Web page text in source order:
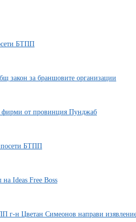
БТПП
закон за браншовите организации
фирми от провинция Пунджаб
посети БТПП
на Ideas Free Boss
г-н Цветан Симеонов направи